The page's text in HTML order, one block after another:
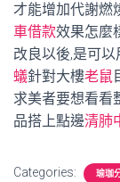
才能增加代謝燃
車借款效果怎麼
改良以後,是可
蟻針對大樓老鼠
求美者要想看看
品搭上點邊清肺
Categories: 瑜珈